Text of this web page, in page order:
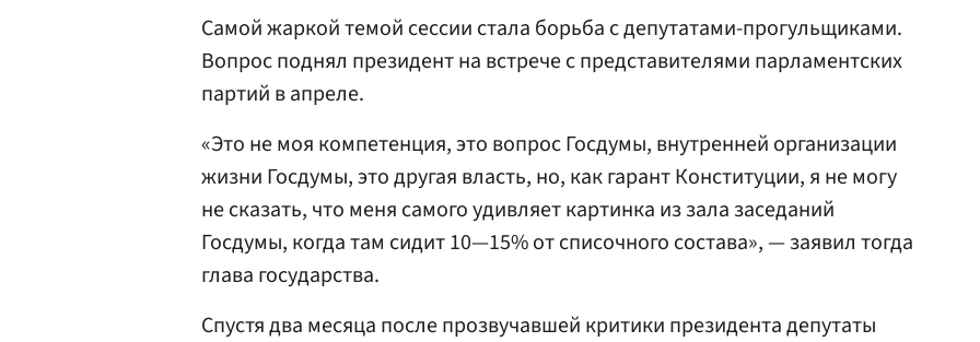
Самой жаркой темой сессии стала борьба с депутатами-прогульщиками.
Вопрос поднял президент на встрече с представителями парламентских
партий в апреле.
«Это не моя компетенция, это вопрос Госдумы, внутренней организации
жизни Госдумы, это другая власть, но, как гарант Конституции, я не могу
не сказать, что меня самого удивляет картинка из зала заседаний
Госдумы, когда там сидит 10—15% от списочного состава», — заявил тогда
глава государства.
Спустя два месяца после прозвучавшей критики президента депутаты